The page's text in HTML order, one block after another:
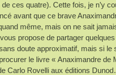
ces quatre). Cette fois, je n’y
avant que ce brave
même, mais on ne sait
propose de partager
doute approximatif, mais si
le livre « Anaximandre de
Carlo Rovelli aux éditions